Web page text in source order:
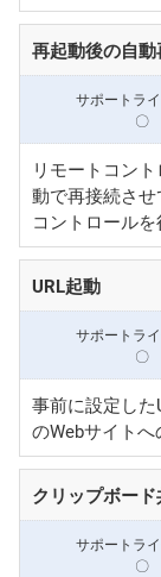
再起動後の自
〇
リモートコン
動で再接続さ
コントロールを
URL起動
〇
事前に設定した
のWebサイトへ
クリップボー
〇